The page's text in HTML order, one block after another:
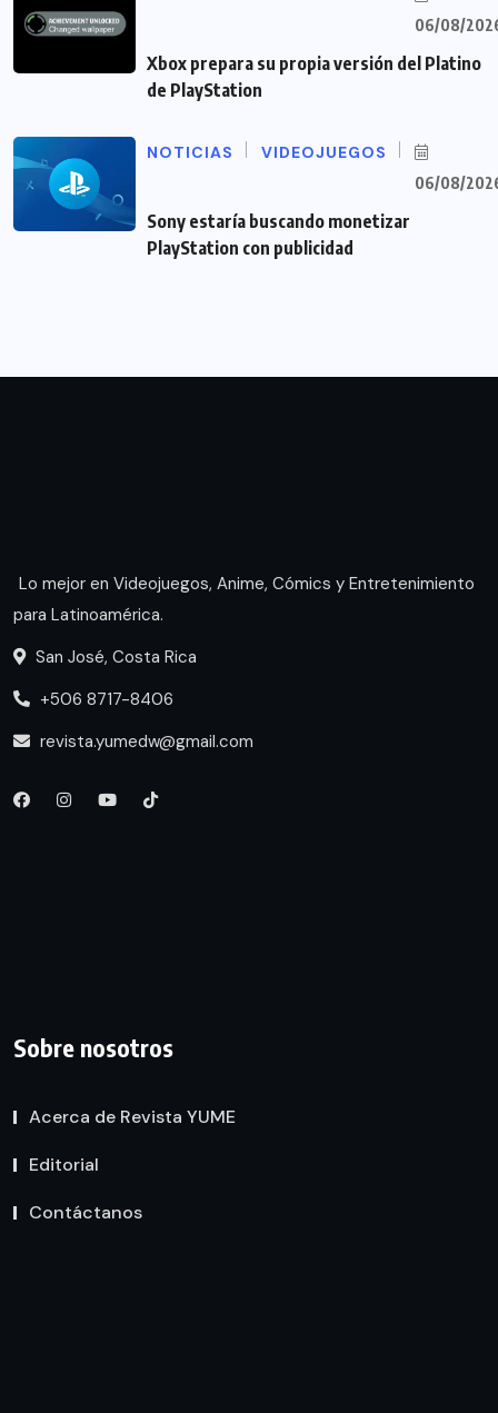
06/08/
Xbox prepara su propia versión del Platino
de PlayStation
NOTICIAS VIDEOJUEGOS
06/08/
Sony estaría buscando monetizar
PlayStation con publicidad
Lo mejor en Videojuegos, Anime, Cómics y Entretenimiento
para Latinoamérica.
San José, Costa Rica
+506 8717-8406
revista.yumedw@gmail.com
Sobre nosotros
Acerca de Revista YUME
Editorial
Contáctanos